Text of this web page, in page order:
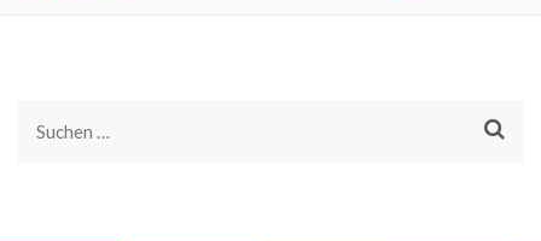
Suchen